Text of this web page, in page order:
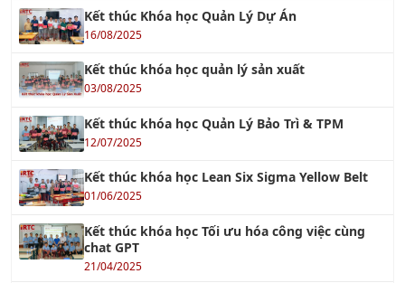
Kết thúc Khóa học Quản Lý Dự Án
16/08/2025
Kết thúc khóa học quản lý sản xuất
03/08/2025
Kết thúc khóa học Quản Lý Bảo Trì & TPM
12/07/2025
Kết thúc khóa học Lean Six Sigma Yellow Belt
01/06/2025
Kết thúc khóa học Tối ưu hóa công việc cùng
chat GPT
21/04/2025